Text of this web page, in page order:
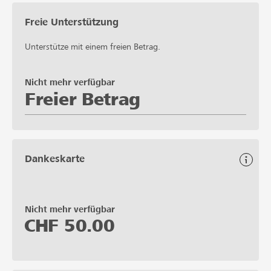
Freie Unterstützung
Unterstütze mit einem freien Betrag.
Freier Betrag
Nicht mehr verfügbar
Dankeskarte
Nicht mehr verfügbar
CHF 50.00